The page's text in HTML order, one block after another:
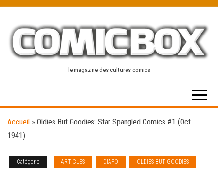
content
le magazine des cultures comics
Accueil » Oldies But Goodies: Star Spangled Comics #1 (Oct.
1941)
Catégorie ARTICLES DIAPO OLDIES BUT GOODIES